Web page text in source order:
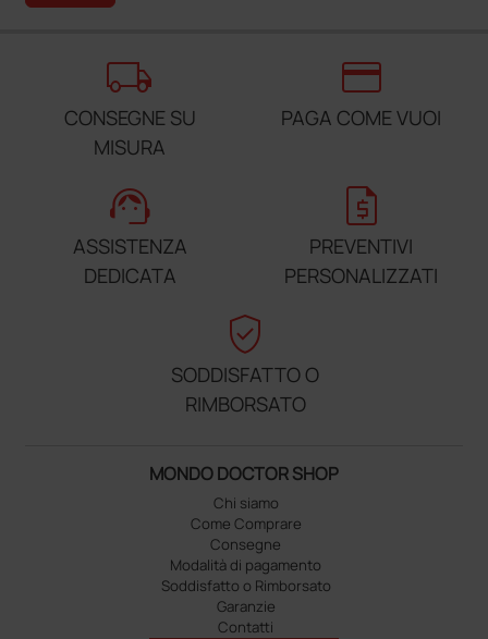
local_shipping
CONSEGNE SU
MISURA
credit_card
PAGA COME VUOI
support_agent
ASSISTENZA
DEDICATA
request_quote
PREVENTIVI
PERSONALIZZATI
verified_user
SODDISFATTO O
RIMBORSATO
MONDO DOCTOR SHOP
Chi siamo
Come Comprare
Consegne
Modalità di pagamento
Soddisfatto o Rimborsato
Garanzie
Contatti